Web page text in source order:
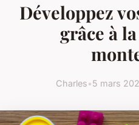
Développez
grâce à
Charles•5 mars